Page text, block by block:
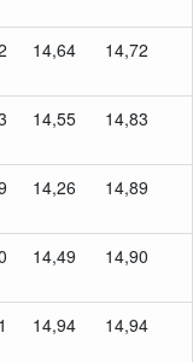
14,64 14,72
14,55 14,83
14,26 14,89
14,49 14,90
14,94 14,94